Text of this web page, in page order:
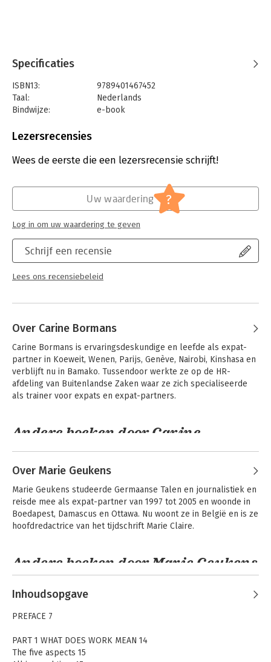
Specificaties
ISBN13:
9789401467452
Taal:
Nederlands
Bindwijze:
e-book
Bestandsformaat:
Uitgever:
LannooCampus
Hoofdrubriek: Werk en loopbaan
Lezersrecensies
Wees de eerste die een lezersrecensie schrijft!
Schrijf een recensie
Lees ons recensiebeleid
Uw waardering ?
Log in om uw waardering te geven
Over Carine Bormans
Carine Bormans is ervaringsdeskundige en leefde als expat-
partner in Koeweit, Wenen, Parijs, Genève, Nairobi, Kinshasa en
verblijft nu in Bamako. Tussendoor werkte ze op de HR-
afdeling van Buitenlandse Zaken waar ze zich specialiseerde
als trainer voor expats en expat-partners.
Andere boeken door Carine
Expat Partner?
Bekijk alle boeken
Over Marie Geukens
Marie Geukens studeerde Germaanse Talen en journalistiek en
reisde mee als expat-partner van 1997 tot 2005 en woonde in
Boedapest, Damascus en Ottawa. Nu woont ze in België en is ze
hoofdredactrice van het tijdschrift Marie Claire.
Andere boeken door Marie Geukens
Inhoudsopgave
PREFACE 7
PART 1 WHAT DOES WORK MEAN 14
The five aspects 15